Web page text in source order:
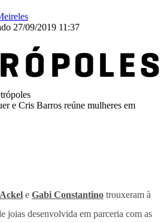
27/09/2019 11:37
e Gabi Constantino trouxeram à
joias desenvolvida em parceria com as